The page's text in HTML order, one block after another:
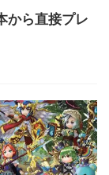
から直接プレ